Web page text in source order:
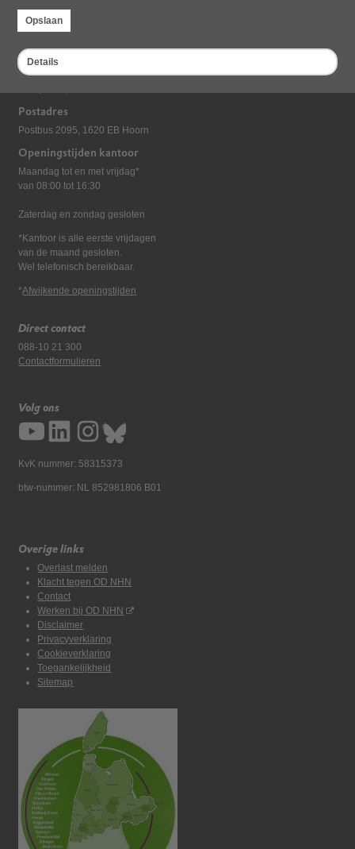
Opslaan
Details
Bezoekadres
Postadres
Postbus 2095, 1620 EB Hoorn
Openingstijden kantoor
Maandag tot en met vrijdag*
van 08:00 tot 16:30
Zaterdag en zondag gesloten
*Kantoor is alle eerste vrijdagen
van de maand gesloten.
Wel telefonisch bereikbaar.
*Afwijkende openingstijden
Direct contact
088-10 21 300
Contactformulieren
Volg ons
KvK nummer: 58315373
btw-nummer: NL 852981806 B01
Overige links
Overlast melden
Klacht tegen OD NHN
Contact
Werken bij OD NHN
Disclaimer
Privacyverklaring
Cookieverklaring
Toegankelijkheid
Sitemap